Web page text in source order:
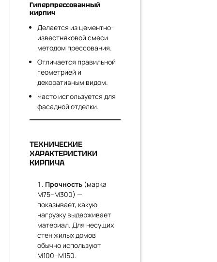
Гиперпрессованный
кирпич
Делается из цементно-
известняковой смеси
методом прессования.
Отличается правильной
геометрией и
декоративным видом.
Часто используется для
фасадной отделки.
ТЕХНИЧЕСКИЕ
ХАРАКТЕРИСТИКИ
КИРПИЧА
Прочность (марка
М75–М300) —
показывает, какую
нагрузку выдерживает
материал. Для несущих
стен жилых домов
обычно используют
М100–М150.